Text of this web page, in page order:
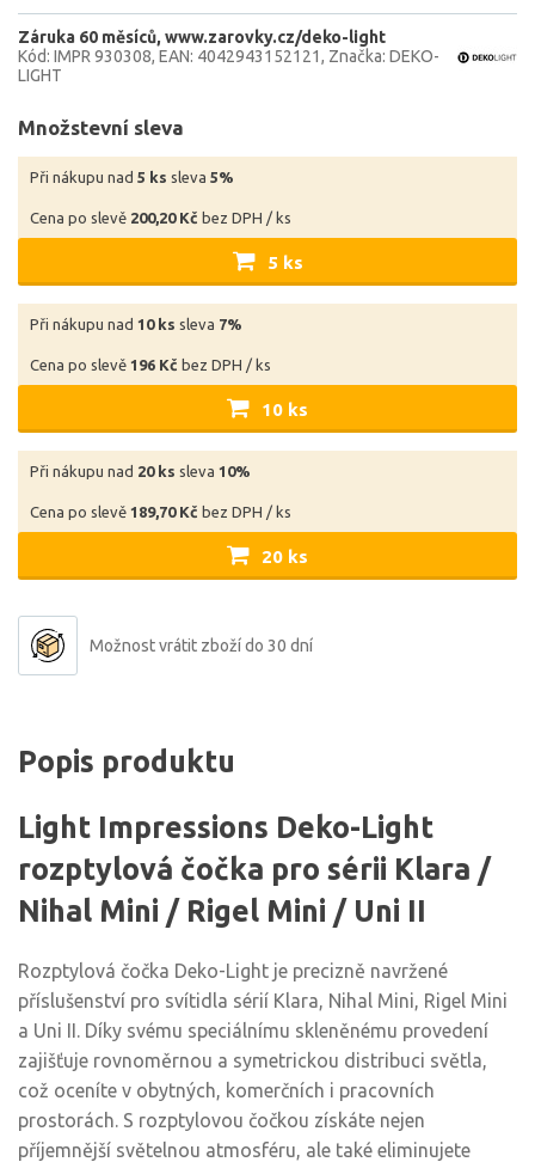
Záruka 60 měsíců www.zarovky.cz/deko-light
Kód: IMPR 930308 EAN: 4042943152121
Značka: DEKO-
LIGHT
Množstevní sleva
Při nákupu nad 5 ks sleva 5%
Cena po slevě 200,20 Kč bez DPH / ks
5 ks
Při nákupu nad 10 ks sleva 7%
Cena po slevě 196 Kč bez DPH / ks
10 ks
Při nákupu nad 20 ks sleva 10%
Cena po slevě 189,70 Kč bez DPH / ks
20 ks
Možnost vrátit zboží do 30 dní
Popis produktu
Light Impressions Deko-Light
rozptylová čočka pro sérii Klara /
Nihal Mini / Rigel Mini / Uni II
Rozptylová čočka Deko-Light je precizně navržené
příslušenství pro svítidla sérií Klara, Nihal Mini, Rigel Mini
a Uni II. Díky svému speciálnímu skleněnému provedení
zajišťuje rovnoměrnou a symetrickou distribuci světla,
což oceníte v obytných, komerčních i pracovních
prostorách. S rozptylovou čočkou získáte nejen
příjemnější světelnou atmosféru, ale také eliminujete